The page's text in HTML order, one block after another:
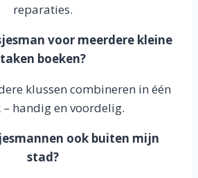
reparaties.
voor meerdere kleine
taken boeken?
klussen combineren in één
– handig en voordelig.
ook buiten mijn
stad?